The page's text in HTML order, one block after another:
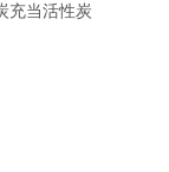
充当活性炭